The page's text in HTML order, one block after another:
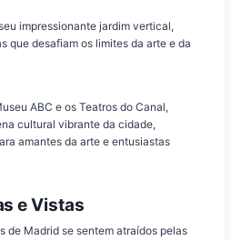
impressionante jardim vertical,
que desafiam os limites da arte e da
ABC e os Teatros do Canal,
cultural vibrante da cidade,
amantes da arte e entusiastas
e Vistas
de Madrid se sentem atraídos pelas